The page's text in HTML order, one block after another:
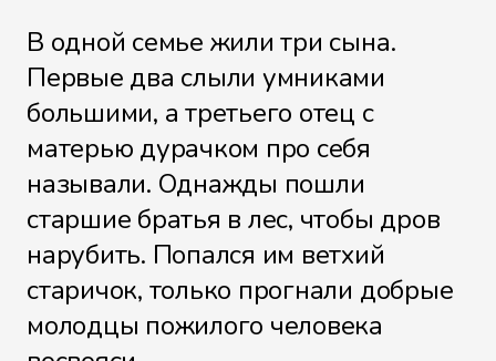
В одной семье жили три сына.
Первые два слыли умниками
большими, а третьего отец с
матерью дурачком про себя
называли. Однажды пошли
старшие братья в лес, чтобы дров
нарубить. Попался им ветхий
старичок, только прогнали добрые
молодцы пожилого человека